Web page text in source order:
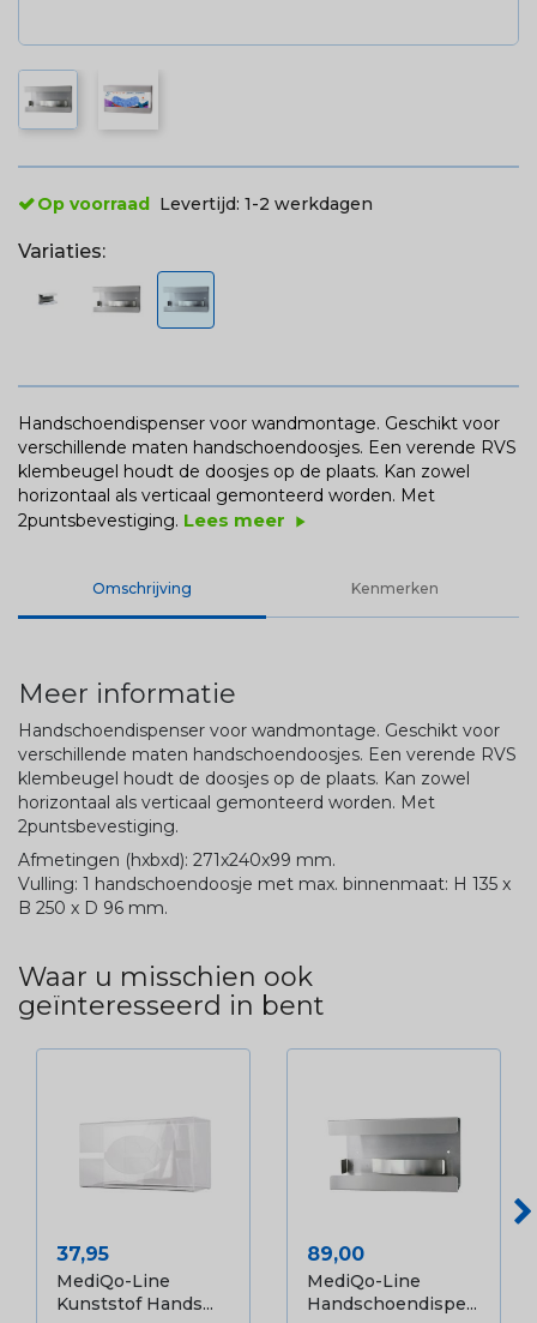
Op voorraad Levertijd: 1-2 werkdagen
Variaties:
Handschoendispenser voor wandmontage. Geschikt voor
verschillende maten handschoendoosjes. Een verende RVS
klembeugel houdt de doosjes op de plaats. Kan zowel
horizontaal als verticaal gemonteerd worden. Met
2puntsbevestiging. Lees meer play_arrow
Omschrijving Kenmerken
Meer informatie
Handschoendispenser voor wandmontage. Geschikt voor
verschillende maten handschoendoosjes. Een verende RVS
klembeugel houdt de doosjes op de plaats. Kan zowel
horizontaal als verticaal gemonteerd worden. Met
2puntsbevestiging.
Afmetingen (hxbxd): 271x240x99 mm.
Vulling: 1 handschoendoosje met max. binnenmaat: H 135 x
B 250 x D 96 mm.
Waar u misschien ook
geïnteresseerd in bent
Prijs
37,95
MediQo-Line
Kunststof Hands...
Prijs
89,00
MediQo-Line
Handschoendispe...